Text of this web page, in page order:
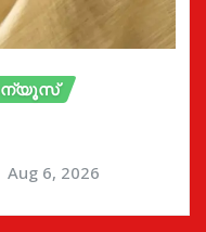
ന്യൂസ്
Aug 6, 2026